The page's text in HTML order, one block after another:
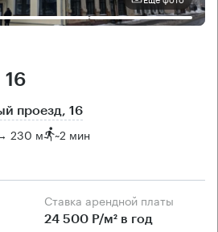
проезд, 16
230 м ~2 мин
Ставка арендной платы
24 500 Р/м² в год